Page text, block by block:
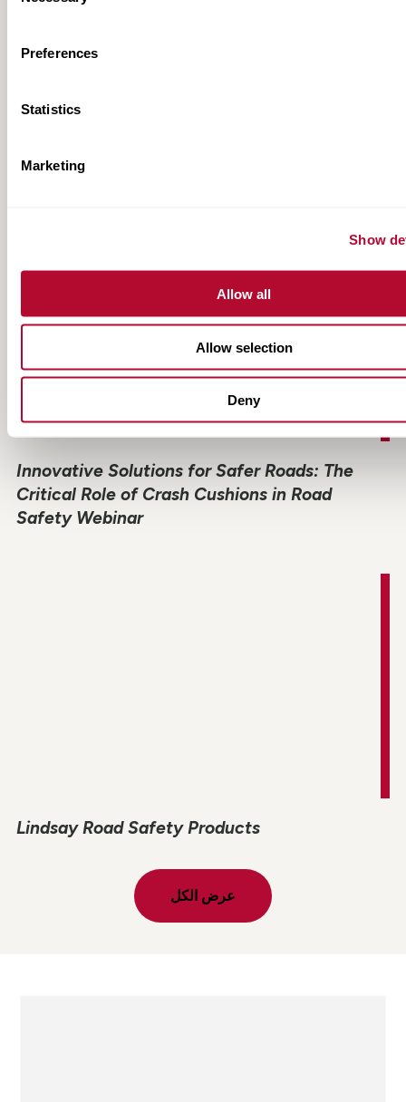
Preferences
Statistics
Marketing
Show
Allow all
Allow selection
Deny
ABSORB-M Product Information
Innovative Solutions for Safer Roads: The
Critical Role of Crash Cushions in Road
Safety Webinar
Lindsay Road Safety Products
عرض الكل